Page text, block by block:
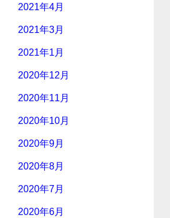
2021年4月
2021年3月
2021年1月
2020年12月
2020年11月
2020年10月
2020年9月
2020年8月
2020年7月
2020年6月